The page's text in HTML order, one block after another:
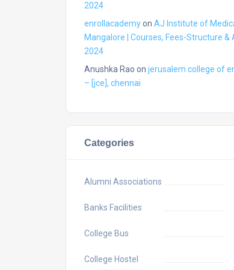
2024
enrollacademyon AJ Institute of
Mangalore | Courses, Fees-Structure &
2024
Anushka Rao on jerusalem college of
– [jce], chennai
Categories
Alumni Associations
Banks Facilities
College Bus
College Hostel